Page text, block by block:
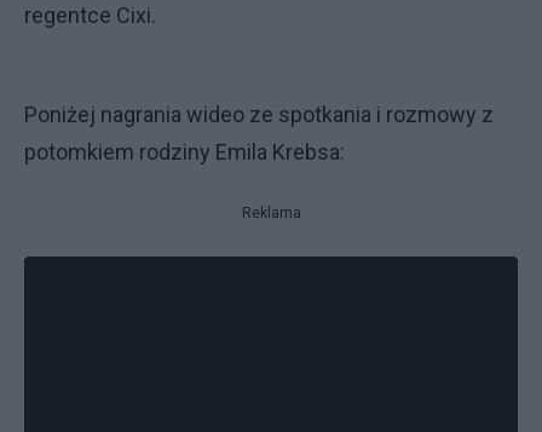
regentce Cixi.
Poniżej nagrania wideo ze spotkania i rozmowy z
potomkiem rodziny Emila Krebsa:
Reklama